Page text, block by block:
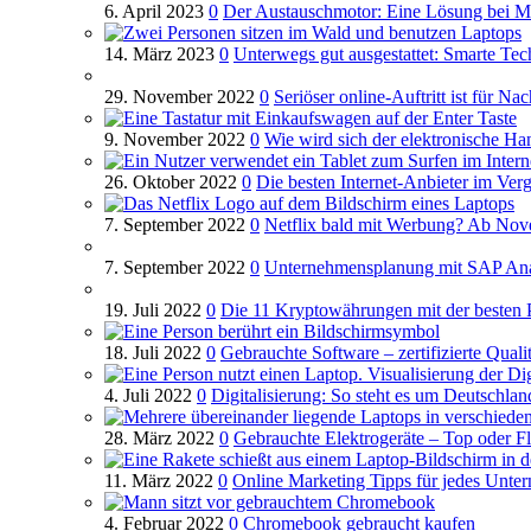
6. April 2023 0 Der Austauschmotor: Eine Lösung bei
14. März 2023 0 Unterwegs gut ausgestattet: Smarte
29. November 2022 0 Seriöser online-Auftritt ist für
9. November 2022 0 Wie wird sich der elektronische
26. Oktober 2022 0 Die besten Internet-Anbieter im
7. September 2022 0 Netflix bald mit Werbung? Ab
7. September 2022 0 Unternehmensplanung mit SAP
19. Juli 2022 0 Die 11 Kryptowährungen mit der besten
18. Juli 2022 0 Gebrauchte Software – zertifizierte
4. Juli 2022 0 Digitalisierung: So steht es um
28. März 2022 0 Gebrauchte Elektrogeräte – Top oder
11. März 2022 0 Online Marketing Tipps für jedes
4. Februar 2022 0 Chromebook gebraucht kaufen